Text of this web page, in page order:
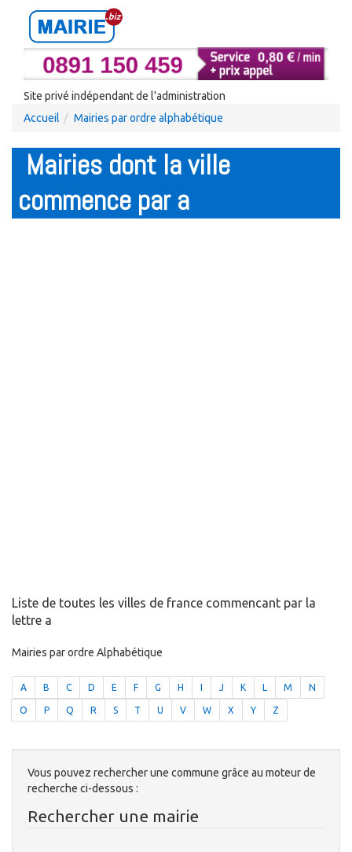
Site privé indépendant de l'administration
Accueil
Mairies par ordre alphabétique
Mairies dont la ville
commence par a
Liste de toutes les villes de france commencant par la
lettre a
Mairies par ordre Alphabétique
A B C D E F G H J K L M N
O P Q R S T U V W X Y Z
Vous pouvez rechercher une commune grâce au moteur de
recherche ci-dessous :
Rechercher une mairie